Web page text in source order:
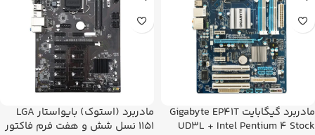
مادربرد گیگابایت Gigabyte EP41T
UD3L + Intel Pentium 4 Stock
مادربرد (استوک) بایواستار LGA
1151 نسل شش و هفت فرم فاکتور